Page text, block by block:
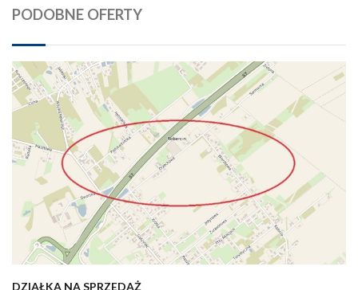
PODOBNE OFERTY
DZIAŁKA NA SPRZEDAŻ